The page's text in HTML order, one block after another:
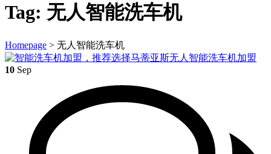
Tag: 无人智能洗车机
Homepage > 无人智能洗车机
10 Sep